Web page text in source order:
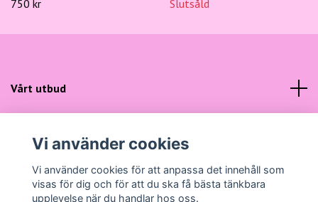
750 kr
Slutsåld
Vårt utbud
Sociala medier
Vi använder cookies
Vi använder cookies för att anpassa det innehåll som
visas för dig och för att du ska få bästa tänkbara
upplevelse när du handlar hos oss.